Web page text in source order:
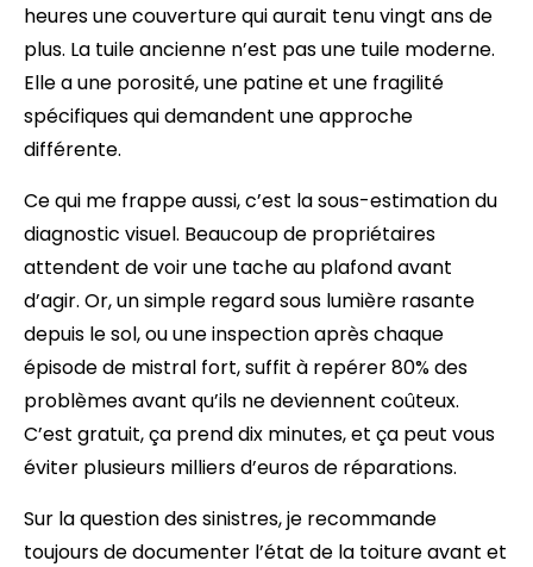
heures une couverture qui aurait tenu vingt ans de
plus. La tuile ancienne n’est pas une tuile moderne.
Elle a une porosité, une patine et une fragilité
spécifiques qui demandent une approche
différente.
Ce qui me frappe aussi, c’est la sous-estimation du
diagnostic visuel. Beaucoup de propriétaires
attendent de voir une tache au plafond avant
d’agir. Or, un simple regard sous lumière rasante
depuis le sol, ou une inspection après chaque
épisode de mistral fort, suffit à repérer 80% des
problèmes avant qu’ils ne deviennent coûteux.
C’est gratuit, ça prend dix minutes, et ça peut vous
éviter plusieurs milliers d’euros de réparations.
Sur la question des sinistres, je recommande
toujours de documenter l’état de la toiture avant et